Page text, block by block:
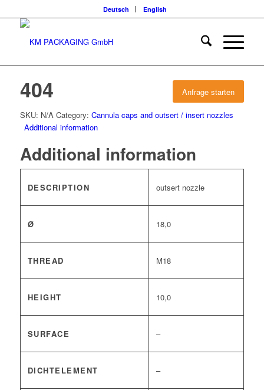
Deutsch English
Anfrage starten
404
SKU: N/A Category: Cannula caps and outsert / insert nozzles
Additional information
Additional information
DESCRIPTION outsert nozzle
Ø 18,0
THREAD M18
HEIGHT 10,0
SURFACE –
DICHTELEMENT –